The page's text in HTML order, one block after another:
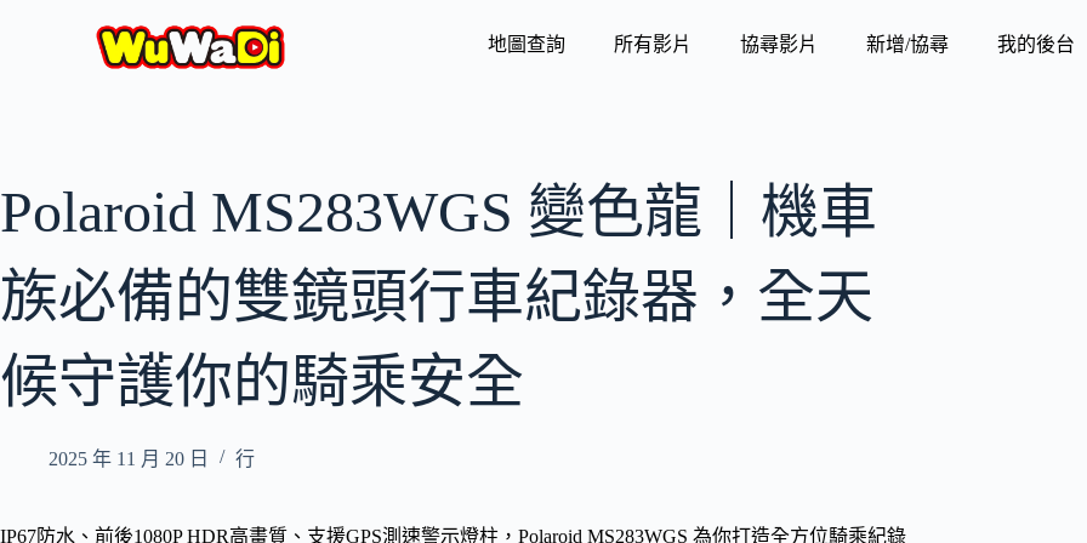
地圖查詢 所有影片 協尋影片 新增/協尋 我的後台
Polaroid MS283WGS 變色龍｜機車
族必備的雙鏡頭行車紀錄器，全天
候守護你的騎乘安全
2025 年 11 月 20 日 行
IP67防水、前後1080P HDR高畫質、支援GPS測速警示燈柱，Polaroid MS283WGS 為你打造全方位騎乘紀錄